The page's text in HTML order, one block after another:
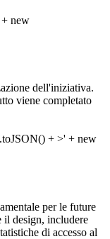
dell'iniziativa.
viene completato
per le future
il design, includere
di accesso al